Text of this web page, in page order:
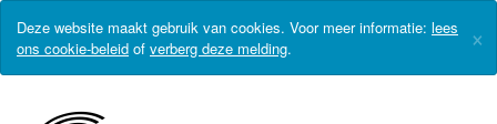
Deze website maakt gebruik van cookies. Voor meer informatie: lees
ons cookie-beleid of verberg deze melding. ×